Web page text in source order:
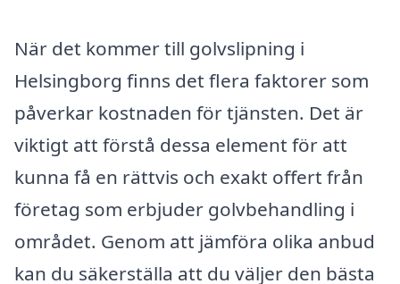
När det kommer till golvslipning i
Helsingborg finns det flera faktorer som
påverkar kostnaden för tjänsten. Det är
viktigt att förstå dessa element för att
kunna få en rättvis och exakt offert från
företag som erbjuder golvbehandling i
området. Genom att jämföra olika anbud
kan du säkerställa att du väljer den bästa